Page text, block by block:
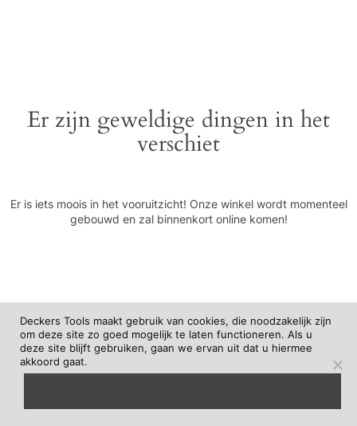
Er zijn geweldige dingen in het
verschiet
Er is iets moois in het vooruitzicht! Onze winkel wordt momenteel
gebouwd en zal binnenkort online komen!
Deckers Tools maakt gebruik van cookies, die noodzakelijk zijn
om deze site zo goed mogelijk te laten functioneren. Als u
deze site blijft gebruiken, gaan we ervan uit dat u hiermee
akkoord gaat.